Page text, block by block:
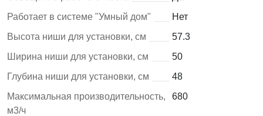
Работает в системе "Умный дом"
Нет
Высота ниши для установки, см
57.3
Ширина ниши для установки, см
50
Глубина ниши для установки, см
48
Максимальная производительность,
м3/ч
680